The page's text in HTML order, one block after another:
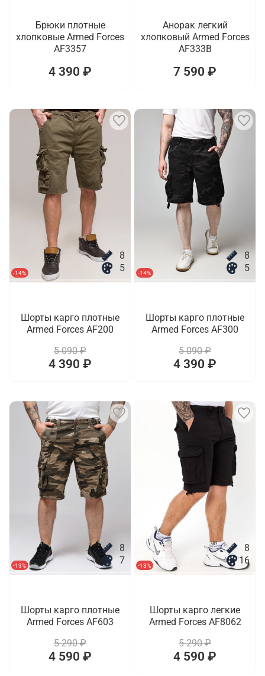
Брюки плотные
хлопковые Armed Forces
AF3357
4 390 ₽
Анорак легкий
хлопковый Armed Forces
AF333B
7 590 ₽
-14%
8
5
Шорты карго плотные
Armed Forces AF200
5 090 ₽
4 390 ₽
-14%
8
5
Шорты карго плотные
Armed Forces AF300
5 090 ₽
4 390 ₽
-13%
8
7
Шорты карго плотные
Armed Forces AF603
5 290 ₽
4 590 ₽
-13%
8
16
Шорты карго легкие
Armed Forces AF8062
5 290 ₽
4 590 ₽